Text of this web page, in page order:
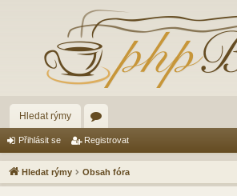
Hledat rýmy
ór
a
Přihlásit se Registrovat
Hledat rýmy Obsah fóra